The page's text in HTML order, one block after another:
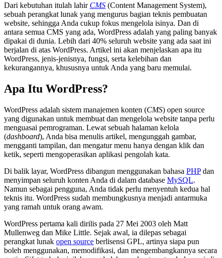
Dari kebutuhan itulah lahir CMS (Content Management System),
sebuah perangkat lunak yang mengurus bagian teknis pembuatan
website, sehingga Anda cukup fokus mengelola isinya. Dan di
antara semua CMS yang ada, WordPress adalah yang paling banyak
dipakai di dunia. Lebih dari 40% seluruh website yang ada saat ini
berjalan di atas WordPress. Artikel ini akan menjelaskan apa itu
WordPress, jenis-jenisnya, fungsi, serta kelebihan dan
kekurangannya, khususnya untuk Anda yang baru memulai.
Apa Itu WordPress?
WordPress adalah sistem manajemen konten (CMS) open source
yang digunakan untuk membuat dan mengelola website tanpa perlu
menguasai pemrograman. Lewat sebuah halaman kelola
(dashboard), Anda bisa menulis artikel, mengunggah gambar,
mengganti tampilan, dan mengatur menu hanya dengan klik dan
ketik, seperti mengoperasikan aplikasi pengolah kata.
Di balik layar, WordPress dibangun menggunakan bahasa PHPdan
menyimpan seluruh konten Anda di dalam database MySQL.
Namun sebagai pengguna, Anda tidak perlu menyentuh kedua hal
teknis itu. WordPress sudah membungkusnya menjadi antarmuka
yang ramah untuk orang awam.
WordPress pertama kali dirilis pada 27 Mei 2003 oleh Matt
Mullenweg dan Mike Little. Sejak awal, ia dilepas sebagai
perangkat lunak open source berlisensi GPL, artinya siapa pun
boleh menggunakan, memodifikasi, dan mengembangkannya secara